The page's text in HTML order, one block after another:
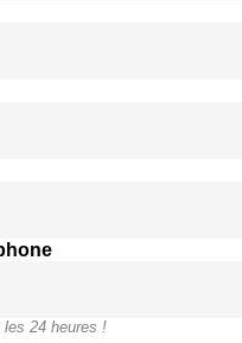
les 24 heures !